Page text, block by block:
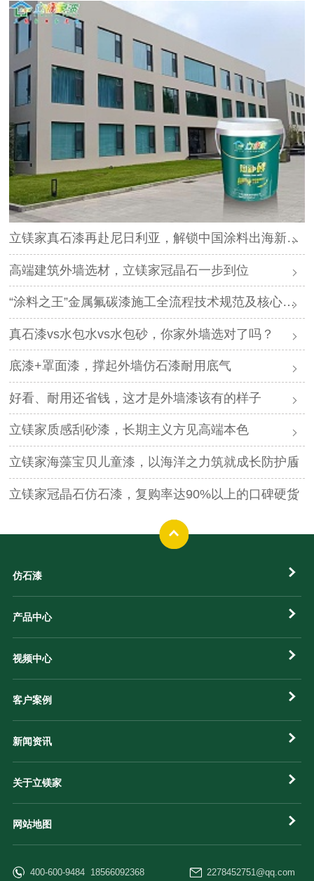
立镁家真石漆再赴尼日利亚，解锁中国涂料出海新路径
高端建筑外墙选材，立镁家冠晶石一步到位
“涂料之王”金属氟碳漆施工全流程技术规范及核心要点
真石漆vs水包水vs水包砂，你家外墙选对了吗？
底漆+罩面漆，撑起外墙仿石漆耐用底气
好看、耐用还省钱，这才是外墙漆该有的样子
立镁家质感刮砂漆，长期主义方见高端本色
立镁家海藻宝贝儿童漆，以海洋之力筑就成长防护盾
立镁家冠晶石仿石漆，复购率达90%以上的口碑硬货
仿石漆
产品中心
视频中心
客户案例
新闻资讯
关于立镁家
网站地图
400-600-9484 18566092368 2278452751@qq.com